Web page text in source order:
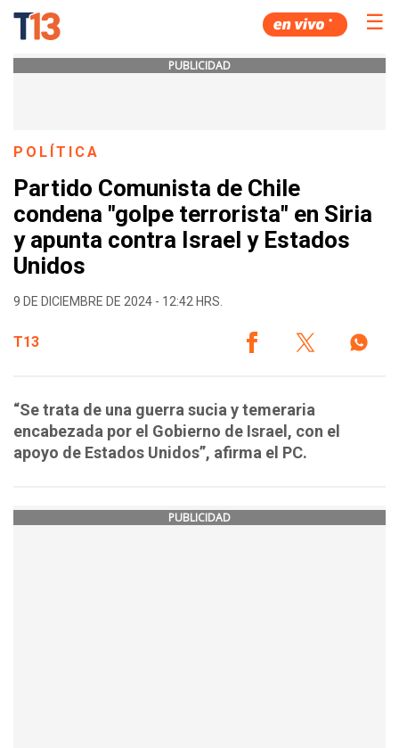
☰
PUBLICIDAD
POLÍTICA
Partido Comunista de Chile
condena "golpe terrorista" en Siria
y apunta contra Israel y Estados
Unidos
9 DE DICIEMBRE DE 2024 - 12:42 HRS.
T13
“Se trata de una guerra sucia y temeraria
encabezada por el Gobierno de Israel, con el
apoyo de Estados Unidos”, afirma el PC.
PUBLICIDAD